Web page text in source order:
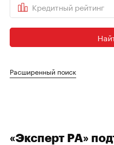
Кредитный рейтинг
Расширенный поиск
«Эксперт РА»